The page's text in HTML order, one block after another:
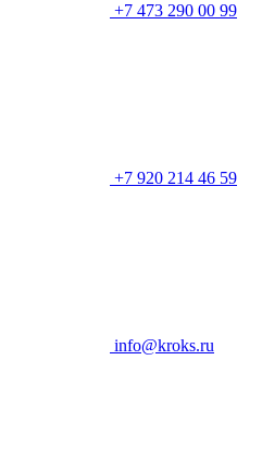
+7 473 290 00 99
+7 920 214 46 59
info@kroks.ru